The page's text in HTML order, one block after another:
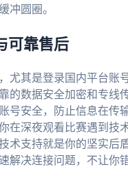
冲圆圈。
可靠售后
尤其是登录国内平台账
的数据安全加密和专线
号安全，防止信息在传
在深夜观看比赛遇到技
术支持就是你的坚实后
解决连接问题，不让你